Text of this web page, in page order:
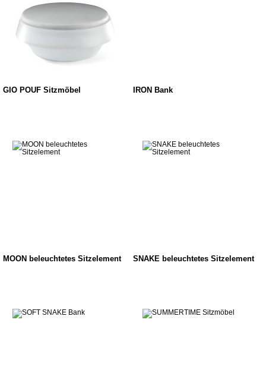
GIO POUF Sitzmöbel IRON Bank
MOON beleuchtetes Sitzelement SNAKE beleuchtetes Sitzelement